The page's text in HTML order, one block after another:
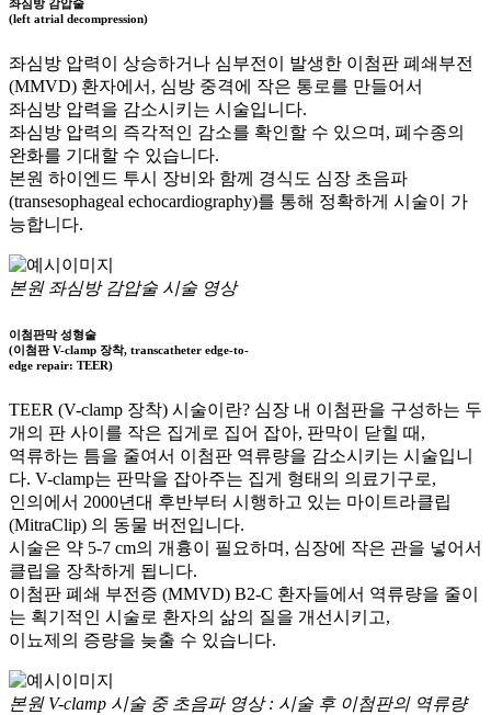
좌심방 감압술
(left atrial decompression)
좌심방 압력이 상승하거나 심부전이 발생한 이첨판 폐쇄부전
(MMVD) 환자에서, 심방 중격에 작은 통로를 만들어서
좌심방 압력을 감소시키는 시술입니다.
좌심방 압력의 즉각적인 감소를 확인할 수 있으며, 폐수종의
완화를 기대할 수 있습니다.
본원 하이엔드 투시 장비와 함께 경식도 심장 초음파
(transesophageal echocardiography)를 통해 정확하게 시술이 가
능합니다.
본원 좌심방 감압술 시술 영상
이첨판막 성형술
(이첨판 V-clamp 장착, transcatheter edge-to-
edge repair: TEER)
TEER (V-clamp 장착) 시술이란? 심장 내 이첨판을 구성하는 두
개의 판 사이를 작은 집게로 집어 잡아, 판막이 닫힐 때,
역류하는 틈을 줄여서 이첨판 역류량을 감소시키는 시술입니
다. V-clamp는 판막을 잡아주는 집게 형태의 의료기구로,
인의에서 2000년대 후반부터 시행하고 있는 마이트라클립
(MitraClip) 의 동물 버전입니다.
시술은 약 5-7 cm의 개흉이 필요하며, 심장에 작은 관을 넣어서
클립을 장착하게 됩니다.
이첨판 폐쇄 부전증 (MMVD) B2-C 환자들에서 역류량을 줄이
는 획기적인 시술로 환자의 삶의 질을 개선시키고,
이뇨제의 증량을 늦출 수 있습니다.
본원 V-clamp 시술 중 초음파 영상 : 시술 후 이첨판의 역류량